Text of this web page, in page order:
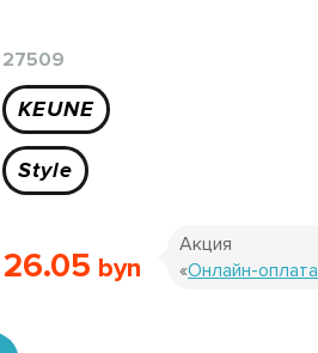
27509
KEUNE
Style
26.05
Акция
«Онлайн-оплата